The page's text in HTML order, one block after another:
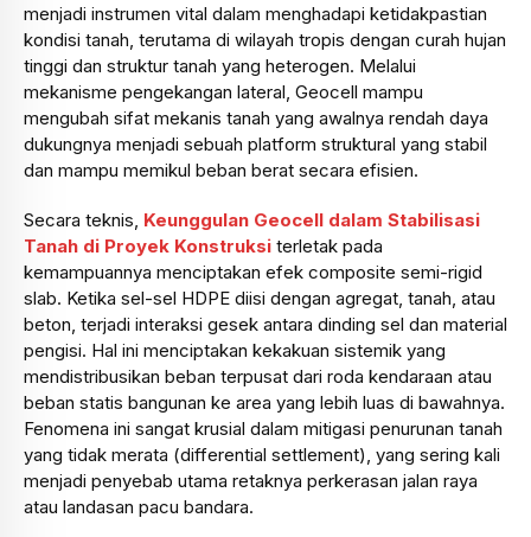
menjadi instrumen vital dalam menghadapi ketidakpastian
kondisi tanah, terutama di wilayah tropis dengan curah hujan
tinggi dan struktur tanah yang heterogen. Melalui
mekanisme pengekangan lateral, Geocell mampu
mengubah sifat mekanis tanah yang awalnya rendah daya
dukungnya menjadi sebuah platform struktural yang stabil
dan mampu memikul beban berat secara efisien.
Secara teknis, Keunggulan Geocell dalam Stabilisasi
Tanah di Proyek Konstruksi terletak pada
kemampuannya menciptakan efek composite semi-rigid
slab. Ketika sel-sel HDPE diisi dengan agregat, tanah, atau
beton, terjadi interaksi gesek antara dinding sel dan material
pengisi. Hal ini menciptakan kekakuan sistemik yang
mendistribusikan beban terpusat dari roda kendaraan atau
beban statis bangunan ke area yang lebih luas di bawahnya.
Fenomena ini sangat krusial dalam mitigasi penurunan tanah
yang tidak merata (differential settlement), yang sering kali
menjadi penyebab utama retaknya perkerasan jalan raya
atau landasan pacu bandara.